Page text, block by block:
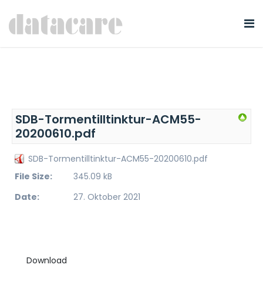
SDB-Tormentilltinktur-ACM55-
20200610.pdf
SDB-Tormentilltinktur-ACM55-20200610.pdf
File Size:
345.09 kB
Date:
27. Oktober 2021